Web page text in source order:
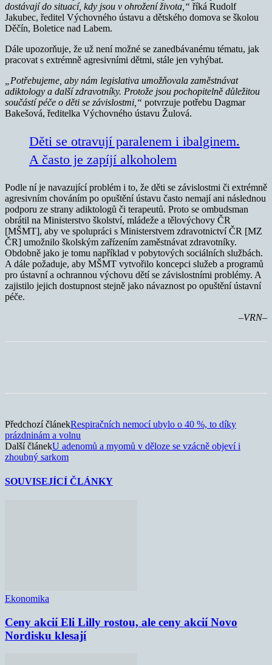
dostávají do situací, kdy jsou v ohrožení života,“ říká Rudolf
Jakubec, ředitel Výchovného ústavu a dětského domova se školou
Děčín, Boletice nad Labem.
Dále upozorňuje, že už není možné se zanedbávanému tématu, jak
pracovat s extrémně agresivními dětmi, stále jen vyhýbat.
„Potřebujeme, aby nám legislativa umožňovala zaměstnávat
adiktology a další zdravotníky. Protože jsou pochopitelně důležitou
součástí péče o děti se závislostmi,“ potvrzuje potřebu Dagmar
Bakešová, ředitelka Výchovného ústavu Žulová.
Děti se otravují paralenem i ibalginem.
A často je zapíjí alkoholem
Podle ní je navazující problém i to, že děti se závislostmi či extrémně
agresivním chováním po opuštění ústavu často nemají ani následnou
podporu ze strany adiktologů či terapeutů. Proto se ombudsman
obrátil na Ministerstvo školství, mládeže a tělovýchovy ČR
[MŠMT], aby ve spolupráci s Ministerstvem zdravotnictví ČR [MZ
ČR] umožnilo školským zařízením zaměstnávat zdravotníky.
Obdobně jako je tomu například v pobytových sociálních službách.
A dále požaduje, aby MŠMT vytvořilo koncepci služeb a programů
pro ústavní a ochrannou výchovu dětí se závislostními problémy. A
zajistilo jejich dostupnost stejně jako návaznost po opuštění ústavní
péče.
–VRN–
Předchozí článekRespiračních nemocí ubylo o 40 %, to díky
prázdninám a volnu
Další článekU adenomů a myomů v děloze se vzácně objeví i
zhoubný sarkom
SOUVISEJÍCÍ ČLÁNKY
Ekonomika
Ceny akcií Eli Lilly rostou, ale ceny akcií Novo
Nordisku klesají